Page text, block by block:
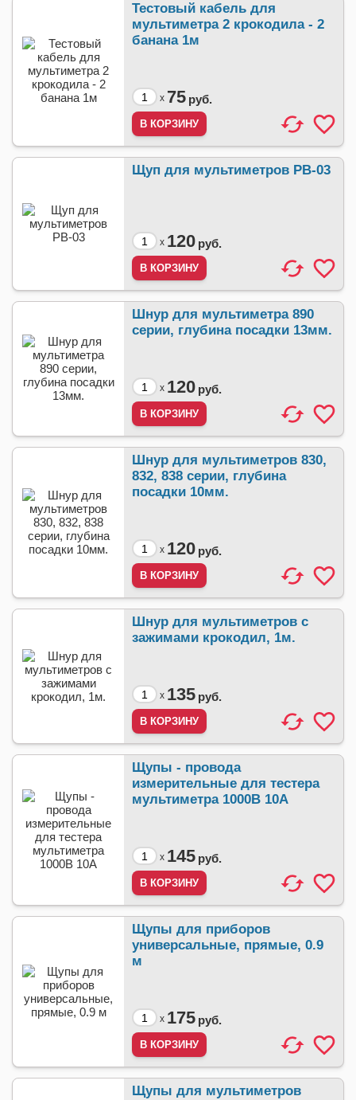
Тестовый кабель для
мультиметра 2 крокодила - 2
банана 1м
x 75 руб.
Щуп для мультиметров PB-03
x 120 руб.
Шнур для мультиметра 890
серии, глубина посадки 13мм.
x 120 руб.
Шнур для мультиметров 830,
832, 838 серии, глубина
посадки 10мм.
x 120 руб.
Шнур для мультиметров с
зажимами крокодил, 1м.
x 135 руб.
Щупы - провода
измерительные для тестера
мультиметра 1000В 10А
x 145 руб.
Щупы для приборов
универсальные, прямые, 0.9
м
x 175 руб.
Щупы для мультиметров